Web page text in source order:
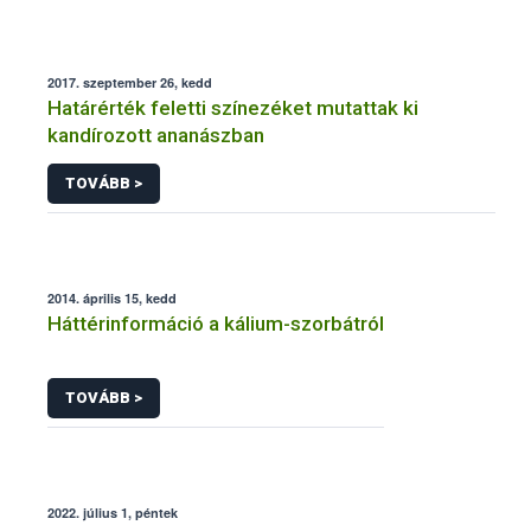
2017. szeptember 26, kedd
Határérték feletti színezéket mutattak ki
kandírozott ananászban
TOVÁBB >
2014. április 15, kedd
Háttérinformáció a kálium-szorbátról
TOVÁBB >
2022. július 1, péntek